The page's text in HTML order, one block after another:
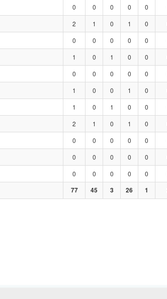
0 0 0 0 0
2 1 0 1 0
0 0 0 0 0
1 0 1 0 0
0 0 0 0 0
1 0 0 1 0
1 0 1 0 0
2 1 0 1 0
0 0 0 0 0
0 0 0 0 0
0 0 0 0 0
77 45 3 26 1